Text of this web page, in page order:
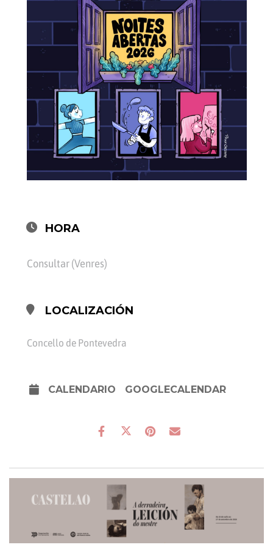
HORA
Consultar (Venres)
LOCALIZACIÓN
Concello de Pontevedra
CALENDARIO GOOGLECALENDAR